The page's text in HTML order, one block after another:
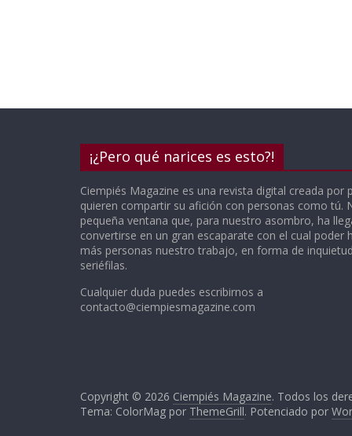
¡¿Pero qué narices es esto?!
Ciempiés Magazine es una revista digital creada por
quieren compartir su afición con personas como tú.
pequeña ventana que, para nuestro asombro, ha
convertirse en un gran escaparate con el cual poder
más personas nuestro trabajo, en forma de
seriéfilas.
Cualquier duda puedes escribirnos a
contacto@ciempiesmagazine.com
Copyright © 2026 Ciempiés Magazine. Todos los
Tema: ColorMag por ThemeGrill. Potenciado por